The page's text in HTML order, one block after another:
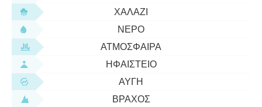
ΧΑΛΆΖΙ
ΝΕΡΌ
ΑΤΜΌΣΦΑΙΡΑ
ΗΦΑΊΣΤΕΙΟ
ΑΥΓΉ
ΒΡΆΧΟΣ